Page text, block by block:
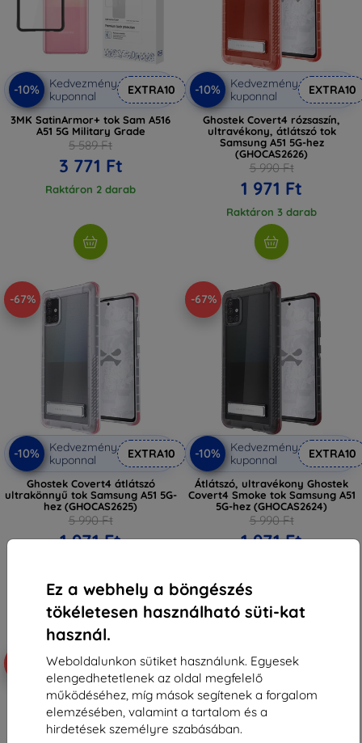
Ez a webhely a böngészés
tökéletesen használható süti-kat
használ.
Weboldalunkon sütiket használunk. Egyesek
elengedhetetlenek az oldal megfelelő
működéséhez, míg mások segítenek a forgalom
elemzésében, valamint a tartalom és a
hirdetések személyre szabásában.
-10%
Kedvezmény
kuponnal
EXTRA10
3MK SatinArmor+ tok Sam A516
A51 5G Military Grade
5 589 Ft
3 771 Ft
Raktáron 2 darab
-10%
Kedvezmény
kuponnal
EXTRA10
Ghostek Covert4 rózsaszín,
ultravékony, átlátszó tok
Samsung A51 5G-hez
(GHOCAS2626)
5 990 Ft
1 971 Ft
Raktáron 3 darab
-67%
-10%
Kedvezmény
kuponnal
EXTRA10
Ghostek Covert4 átlátszó
ultrakönnyű tok Samsung A51 5G-
hez (GHOCAS2625)
5 990 Ft
1 971 Ft
-67%
-10%
Kedvezmény
kuponnal
EXTRA10
Átlátszó, ultravékony Ghostek
Covert4 Smoke tok Samsung A51
5G-hez (GHOCAS2624)
5 990 Ft
1 971 Ft
-10%